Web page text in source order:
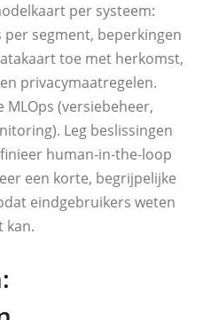
per systeem:
segment, beperkingen
toe met herkomst,
privacymaatregelen.
(versiebeheer,
Leg beslissingen
human‑in‑the‑loop
een korte, begrijpelijke
eindgebruikers weten
kan.